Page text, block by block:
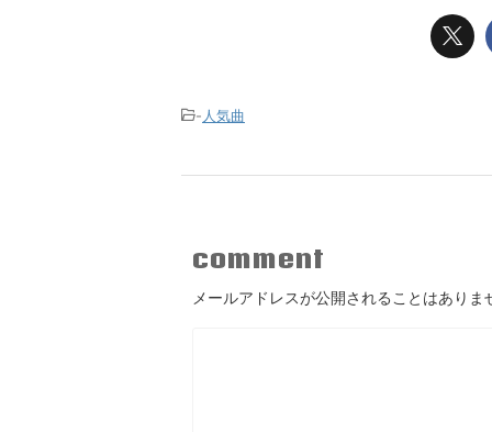
- 人気曲
comment
メールアドレスが公開されることはありま